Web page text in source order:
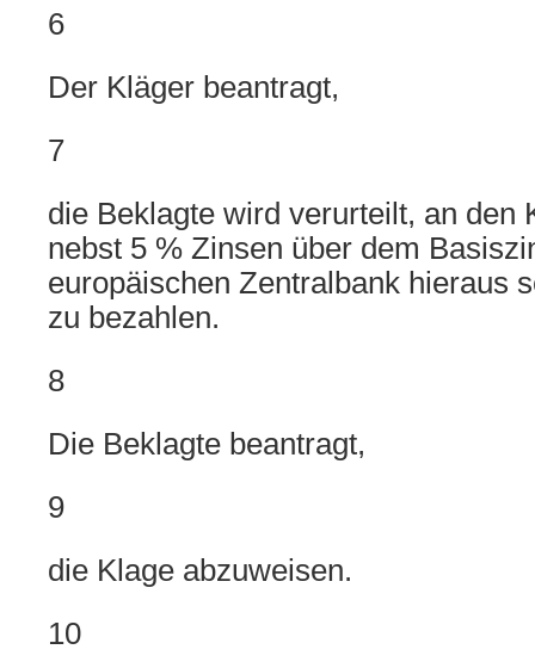
6
Der Kläger beantragt,
7
die Beklagte wird verurteilt, an den
nebst 5 % Zinsen über dem
europäischen Zentralbank hieraus
zu bezahlen.
8
Die Beklagte beantragt,
9
die Klage abzuweisen.
10